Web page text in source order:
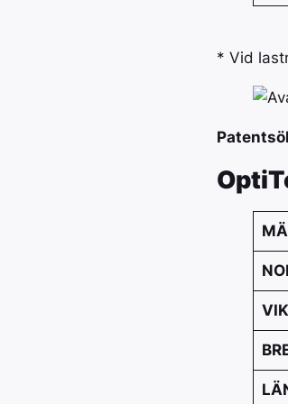
* Vid